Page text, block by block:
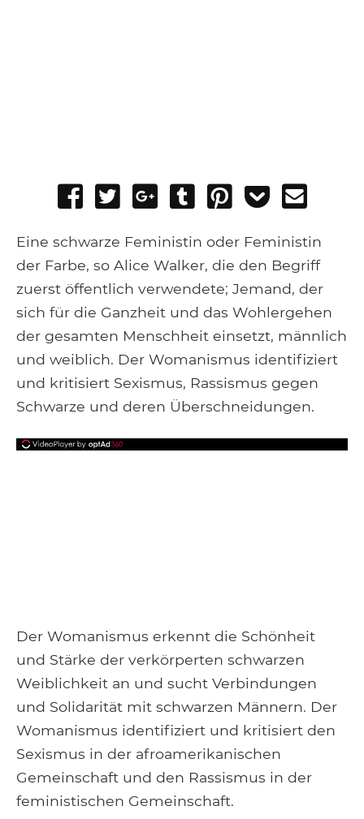
Share
Facebook
Tweet
Share
Google+
Post
Tumblr
Pin
Add
Pocket
Eine schwarze Feministin oder Feministin
der Farbe, so Alice Walker, die den Begriff
zuerst öffentlich verwendete; Jemand, der
sich für die Ganzheit und das Wohlergehen
der gesamten Menschheit einsetzt, männlich
und weiblich. Der Womanismus identifiziert
und kritisiert Sexismus, Rassismus gegen
Schwarze und deren Überschneidungen.
Der Womanismus erkennt die Schönheit
und Stärke der verkörperten schwarzen
Weiblichkeit an und sucht Verbindungen
und Solidarität mit schwarzen Männern. Der
Womanismus identifiziert und kritisiert den
Sexismus in der afroamerikanischen
Gemeinschaft und den Rassismus in der
feministischen Gemeinschaft.